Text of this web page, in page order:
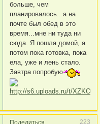
больше, чем
планировалось...а на
почте был обед в это
время...мне ни туда ни
сюда. Я пошла домой, а
потом пока готовка, пока
ела, уже и лень стало.
Завтра попробую
Поделиться
223